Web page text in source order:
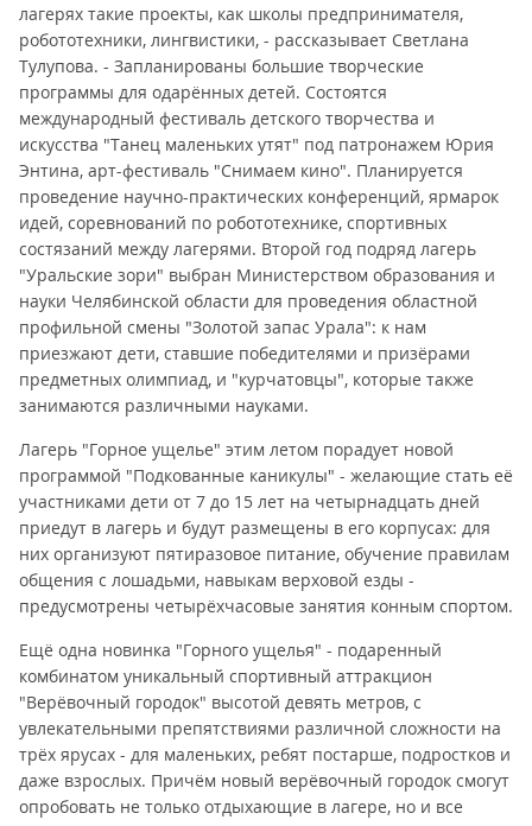
лагерях такие проекты, как школы предпринимателя,
робототехники, лингвистики, - рассказывает Светлана
Тулупова. - Запланированы большие творческие
программы для одарённых детей. Состоятся
международный фестиваль детского творчества и
искусства "Танец маленьких утят" под патронажем Юрия
Энтина, арт-фестиваль "Снимаем кино". Планируется
проведение научно-практических конференций, ярмарок
идей, соревнований по робототехнике, спортивных
состязаний между лагерями. Второй год подряд лагерь
"Уральские зори" выбран Министерством образования и
науки Челябинской области для проведения областной
профильной смены "Золотой запас Урала": к нам
приезжают дети, ставшие победителями и призёрами
предметных олимпиад, и "курчатовцы", которые также
занимаются различными науками.
Лагерь "Горное ущелье" этим летом порадует новой
программой "Подкованные каникулы" - желающие стать её
участниками дети от 7 до 15 лет на четырнадцать дней
приедут в лагерь и будут размещены в его корпусах: для
них организуют пятиразовое питание, обучение правилам
общения с лошадьми, навыкам верховой езды -
предусмотрены четырёхчасовые занятия конным спортом.
Ещё одна новинка "Горного ущелья" - подаренный
комбинатом уникальный спортивный аттракцион
"Верёвочный городок" высотой девять метров, с
увлекательными препятствиями различной сложности на
трёх ярусах - для маленьких, ребят постарше, подростков и
даже взрослых. Причём новый верёвочный городок смогут
опробовать не только отдыхающие в лагере, но и все